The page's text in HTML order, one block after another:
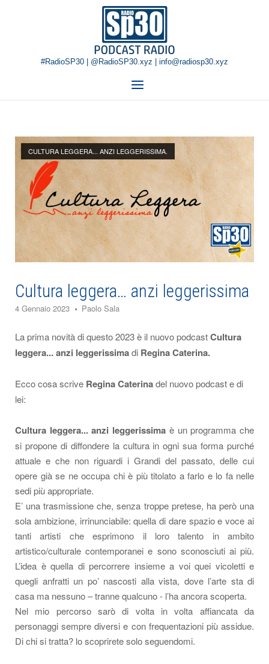
Home
#RadioSP30 | @RadioSP30.xyz | info@radiosp30.xyz
Menu
CULTURA LEGGERA... ANZI LEGGERISSIMA.
Cultura leggera… anzi leggerissima
4 Gennaio 2023 Paolo Sala
La prima novità di questo 2023 è il nuovo podcastCultura
leggera... anzi leggerissimadi Regina Caterina.
Ecco cosa scrive Regina Caterinadel nuovo podcast e di
lei:
Cultura leggera... anzi leggerissima è un programma che
si propone di diffondere la cultura in ogni sua forma purché
attuale e che non riguardi i Grandi del passato, delle cui
opere già se ne occupa chi è più titolato a farlo e lo fa nelle
sedi più appropriate.
E’ una trasmissione che, senza troppe pretese, ha però una
sola ambizione, irrinunciabile: quella di dare spazio e voce ai
tanti artisti che esprimono il loro talento in ambito
artistico/culturale contemporanei e sono sconosciuti ai più.
L’idea è quella di percorrere insieme a voi quei vicoletti e
quegli anfratti un po’ nascosti alla vista, dove l’arte sta di
casa ma nessuno – tranne qualcuno - l’ha ancora scoperta.
Nel mio percorso sarò di volta in volta affiancata da
personaggi sempre diversi e con frequentazioni più assidue.
Di chi si tratta? lo scoprirete solo seguendomi.